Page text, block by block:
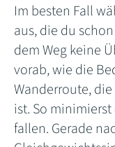
Im besten Fall
aus, die du
dem Weg keine
vorab, wie die
Wanderroute,
ist. So
fallen. Gerade